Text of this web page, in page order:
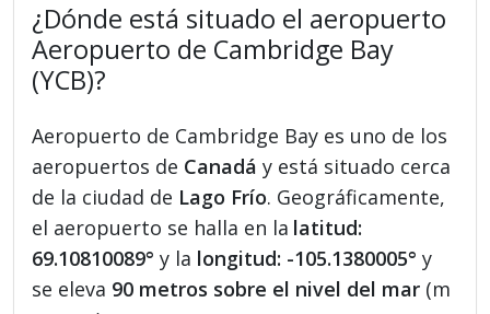
¿Dónde está situado el aeropuerto
Aeropuerto de Cambridge Bay
(YCB)?
Aeropuerto de Cambridge Bay es uno de los
aeropuertos de Canadá y está situado cerca
de la ciudad de Lago Frío. Geográficamente,
el aeropuerto se halla en la latitud:
69.10810089° y la longitud: -105.1380005° y
se eleva 90 metros sobre el nivel del mar (m